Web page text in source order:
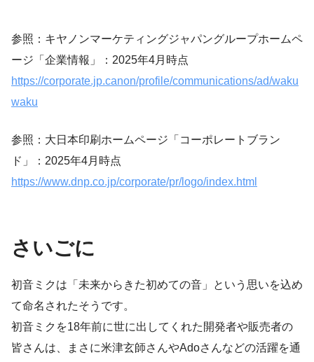
参照：キヤノンマーケティングジャパングループホームペ
ージ「企業情報」：2025年4月時点
https://corporate.jp.canon/profile/communications/ad/waku
waku
参照：大日本印刷ホームページ「コーポレートブラン
ド」：2025年4月時点
https://www.dnp.co.jp/corporate/pr/logo/index.html
さいごに
初音ミクは「未来からきた初めての音」という思いを込め
て命名されたそうです。
初音ミクを18年前に世に出してくれた開発者や販売者の
皆さんは、まさに米津玄師さんやAdoさんなどの活躍を通